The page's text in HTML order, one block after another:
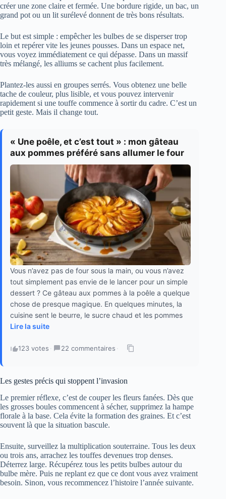
créer une zone claire et fermée. Une bordure rigide, un bac, un
grand pot ou un lit surélevé donnent de très bons résultats.
Le but est simple : empêcher les bulbes de se disperser trop
loin et repérer vite les jeunes pousses. Dans un espace net,
vous voyez immédiatement ce qui dépasse. Dans un massif
très mélangé, les alliums se cachent plus facilement.
Plantez-les aussi en groupes serrés. Vous obtenez une belle
tache de couleur, plus lisible, et vous pouvez intervenir
rapidement si une touffe commence à sortir du cadre. C’est un
petit geste. Mais il change tout.
« Une poêle, et c’est tout » : mon gâteau
aux pommes préféré sans allumer le four
Vous n’avez pas de four sous la main, ou vous n’avez
tout simplement pas envie de le lancer pour un simple
dessert ? Ce gâteau aux pommes à la poêle a quelque
chose de presque magique. En quelques minutes, la
cuisine sent le beurre, le sucre chaud et les pommes
Lire la suite
123 votes · 22 commentaires ·
Les gestes précis qui stoppent l’invasion
Le premier réflexe, c’est de couper les fleurs fanées. Dès que
les grosses boules commencent à sécher, supprimez la hampe
florale à la base. Cela évite la formation des graines. Et c’est
souvent là que la situation bascule.
Ensuite, surveillez la multiplication souterraine. Tous les deux
ou trois ans, arrachez les touffes devenues trop denses.
Déterrez large. Récupérez tous les petits bulbes autour du
bulbe mère. Puis ne replant ez que ce dont vous avez vraiment
besoin. Sinon, vous recommencez l’histoire l’année suivante.